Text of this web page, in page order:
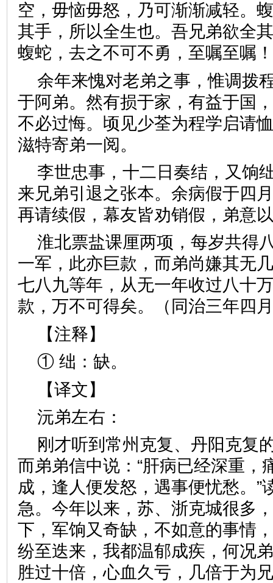
空，毋恼毋怒，乃可渐渐减轻。
其手，所以全生也。吾兄弟欲全
蝮蛇，去之不可不勇，至嘱至嘱！
余年来愧对老弟之事，惟调拨
于阿弟。然有损于家，有益于国
不必过悔。顷见少荃为程学启请
滋特寄弟一阅。
李世忠事，十二日奏结，又饷
来兄弟引退之张本。余病假于四
再请续假，幕友皆劝销假，弟意
淮北票盐课厘两项，每岁共得
一军，此亦巨款，而弟尚嫌其无
七八九等年，从无一年收过八十
款，万不可得矣。（同治三年四
【注释】
① 绌：缺。
【译文】
沅弟左右：
刚才听到常州克复、丹阳克复
而弟弟信中说：“肝病已经深重，
成，逢人便发怒，遇事便忧愁。”
急。今年以来，苏、浙克城很多
下，军饷又奇缺，不如意的事情
纷至迭来，我都温郁成疾，何况
胜过十倍，心血久亏，几倍于为